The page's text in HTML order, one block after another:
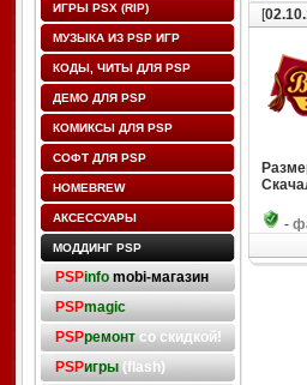
ИГРЫ PSX (RIP)
МУЗЫКА ИЗ PSP ИГР
КОДЫ, ЧИТЫ ДЛЯ PSP
ДЕМО ДЛЯ PSP
КОМИКСЫ ДЛЯ PSP
СОФТ ДЛЯ PSP
HOMEBREW
АКСЕССУАРЫ
МОДДИНГ PSP
PSPinfo mobi-магазин
PSPmagic
PSPремонтсо скидкой!
PSPигры(flash)
[
-